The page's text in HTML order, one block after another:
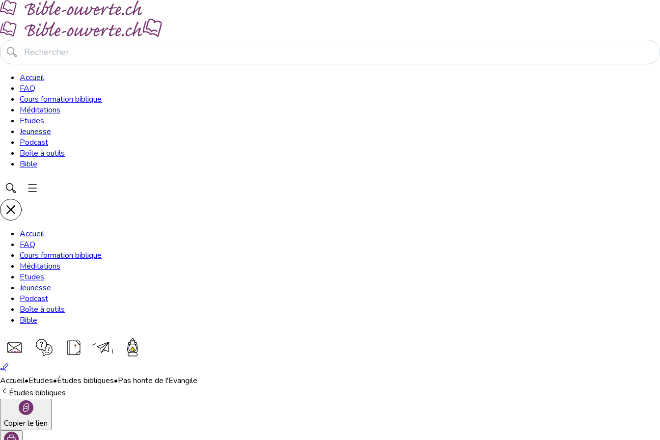
Accueil
FAQ
Cours formation biblique
Méditations
Etudes
Jeunesse
Podcast
Boîte à outils
Bible
Accueil
FAQ
Cours formation biblique
Méditations
Etudes
Jeunesse
Podcast
Boîte à outils
Bible
Accueil•Etudes•Études bibliques•Pas honte de l'Evangile
Études bibliques
Copier le lien